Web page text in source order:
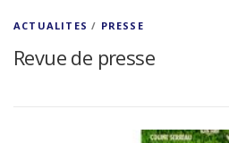
ACTUALITES / PRESSE
Revue de presse